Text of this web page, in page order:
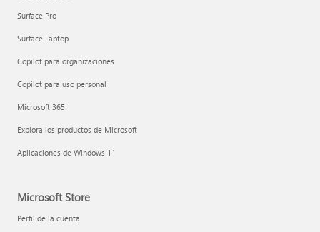
Surface Pro
Surface Laptop
Copilot para organizaciones
Copilot para uso personal
Microsoft 365
Explora los productos de Microsoft
Aplicaciones de Windows 11
Microsoft Store
Perfil de la cuenta